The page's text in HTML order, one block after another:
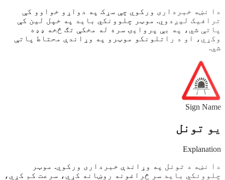
دا نښه خبرداری ورکوي چې سړک په دواړو خواوو کې
ترافیک لیږدوي. موټر چلوونکي باید په خپل لین کې
پاتې شي، په بې پروایۍ سره له مخکې تګ څخه ډډه
وکړي، او د راتلونکو موټرو په وړاندې محتاط پاتې
شي.
Sign Name
یو تونل
Explanation
دا نښه د تونل په وړاندې خبرداری ورکوي. موټر
چلوونکي باید سر څراغونه روښانه کړي، سرعت کم کړي،